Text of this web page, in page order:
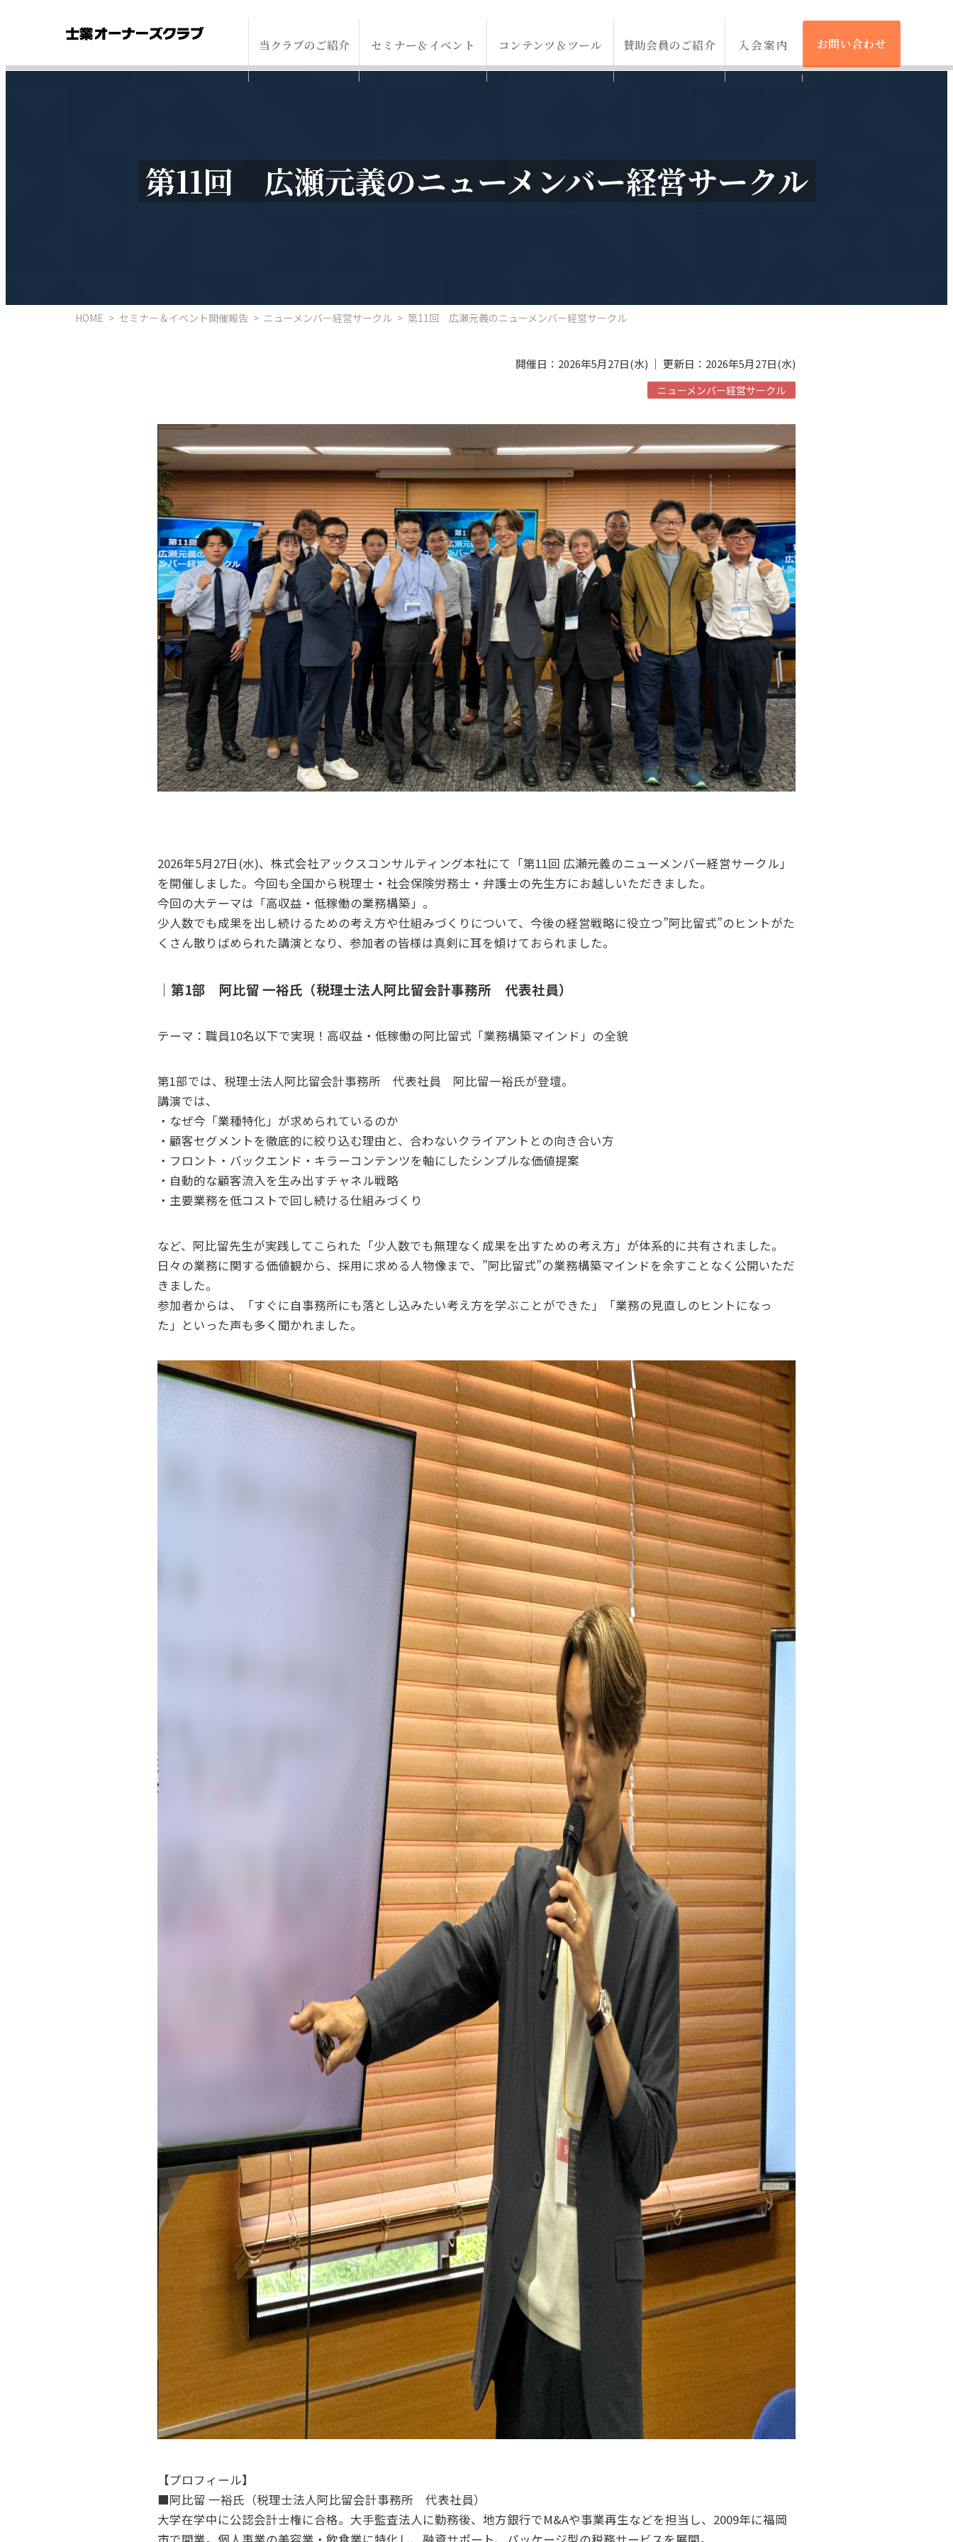
当クラブのご紹介 セミナー＆イベント コンテンツ＆ツール 賛助会員のご紹介 入会案内 お問い合わせ
第11回 広瀬元義のニューメンバー経営サークル
HOME > セミナー＆イベント開催報告 > ニューメンバー経営サークル > 第11回 広瀬元義のニューメンバー経営サークル
開催日：2026年5月27日(水) ｜ 更新日：2026年5月27日(水)
ニューメンバー経営サークル
2026年5月27日(水)、株式会社アックスコンサルティング本社にて「第11回 広瀬元義のニューメンバー経営サークル」
を開催しました。今回も全国から税理士・社会保険労務士・弁護士の先生方にお越しいただきました。
今回の大テーマは「高収益・低稼働の業務構築」。
少人数でも成果を出し続けるための考え方や仕組みづくりについて、今後の経営戦略に役立つ”阿比留式”のヒントがた
くさん散りばめられた講演となり、参加者の皆様は真剣に耳を傾けておられました。
｜第1部 阿比留 一裕氏（税理士法人阿比留会計事務所 代表社員）
テーマ：職員10名以下で実現！高収益・低稼働の阿比留式「業務構築マインド」の全貌
第1部では、税理士法人阿比留会計事務所 代表社員 阿比留一裕氏が登壇。
講演では、
・なぜ今「業種特化」が求められているのか
・顧客セグメントを徹底的に絞り込む理由と、合わないクライアントとの向き合い方
・フロント・バックエンド・キラーコンテンツを軸にしたシンプルな価値提案
・自動的な顧客流入を生み出すチャネル戦略
・主要業務を低コストで回し続ける仕組みづくり
など、阿比留先生が実践してこられた「少人数でも無理なく成果を出すための考え方」が体系的に共有されました。
日々の業務に関する価値観から、採用に求める人物像まで、”阿比留式”の業務構築マインドを余すことなく公開いただ
きました。
参加者からは、「すぐに自事務所にも落とし込みたい考え方を学ぶことができた」「業務の見直しのヒントになっ
た」といった声も多く聞かれました。
【プロフィール】
■阿比留 一裕氏（税理士法人阿比留会計事務所 代表社員）
大学在学中に公認会計士権に合格。大手監査法人に勤務後、地方銀行でM&Aや事業再生などを担当し、2009年に福岡